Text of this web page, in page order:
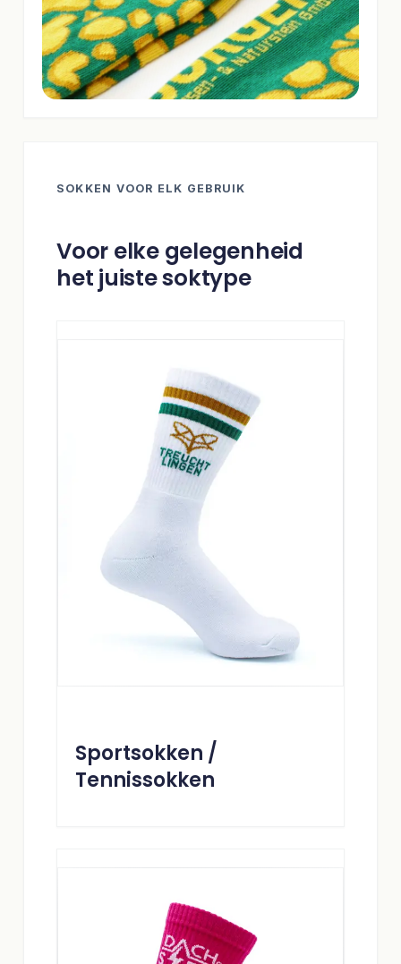
SOKKEN VOOR ELK GEBRUIK
Voor elke gelegenheid
het juiste soktype
Sportsokken /
Tennissokken